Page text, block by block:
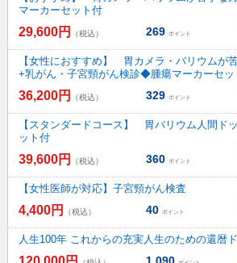
マーカーセット付
29,600円 （税込） 269 ポイント
【女性におすすめ】 胃カメラ・バリウムが
+乳がん・子宮頸がん検診◆腫瘍マーカーセッ
36,200円 （税込） 329 ポイント
【スタンダードコース】 胃バリウム人間ド
ット付
39,600円 （税込） 360 ポイント
【女性医師が対応】子宮頸がん検査
4,400円 （税込） 40 ポイント
人生100年 これからの充実人生のための還暦